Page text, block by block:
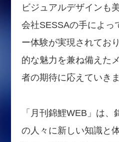
ビジュアルデザインも
会社SESSAの手によっ
ー体験が実現されてお
的な魅力を兼ね備えた
者の期待に応えていきま
「月刊錦鯉WEB」は
の人々に新しい知識と